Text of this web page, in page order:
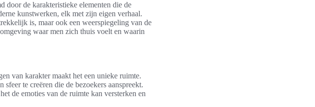
de karakteristieke elementen die de
kunstwerken, elk met zijn eigen verhaal.
is, maar ook een weerspiegeling van de
waar men zich thuis voelt en waarin
van karakter maakt het een unieke ruimte.
te creëren die de bezoekers aanspreekt.
de emoties van de ruimte kan versterken en